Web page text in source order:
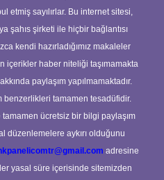
etmiş sayılırlar. Bu internet sitesi,
şahıs şirketi ile hiçbir bağlantısı
kendi hazırladığımız makaleler
içerikler haber niteliği taşımamakta
paylaşım yapılmamaktadır.
benzerlikleri tamamen tesadüfidir.
ücretsiz bir bilgi paylaşım
düzenlemelere aykırı olduğunu
adresine
yasal süre içerisinde sitemizden